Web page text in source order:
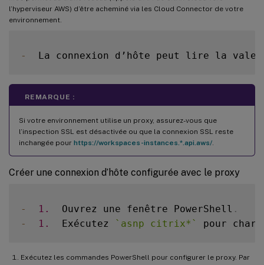
l’hyperviseur AWS) d’être acheminé via les Cloud Connector de votre
environnement.
-
La connexion d’hôte peut lire la
REMARQUE :
Si votre environnement utilise un proxy, assurez-vous que
l’inspection SSL est désactivée ou que la connexion SSL reste
inchangée pour https://workspaces-instances.*.api.aws/
Créer une connexion d’hôte configurée avec le proxy
- 1.
  Ouvrez une fenêtre PowerShell
.
-
1.
  Exécutez
` asnp citrix* ` pour
Exécutez les commandes PowerShell pour configurer le proxy. Par